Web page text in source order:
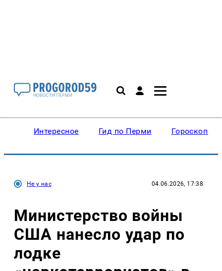
Интересное Гид по Перми Гороскопы
Не у нас 04.06.2026, 17:38
Министерство войны
США нанесло удар по
лодке